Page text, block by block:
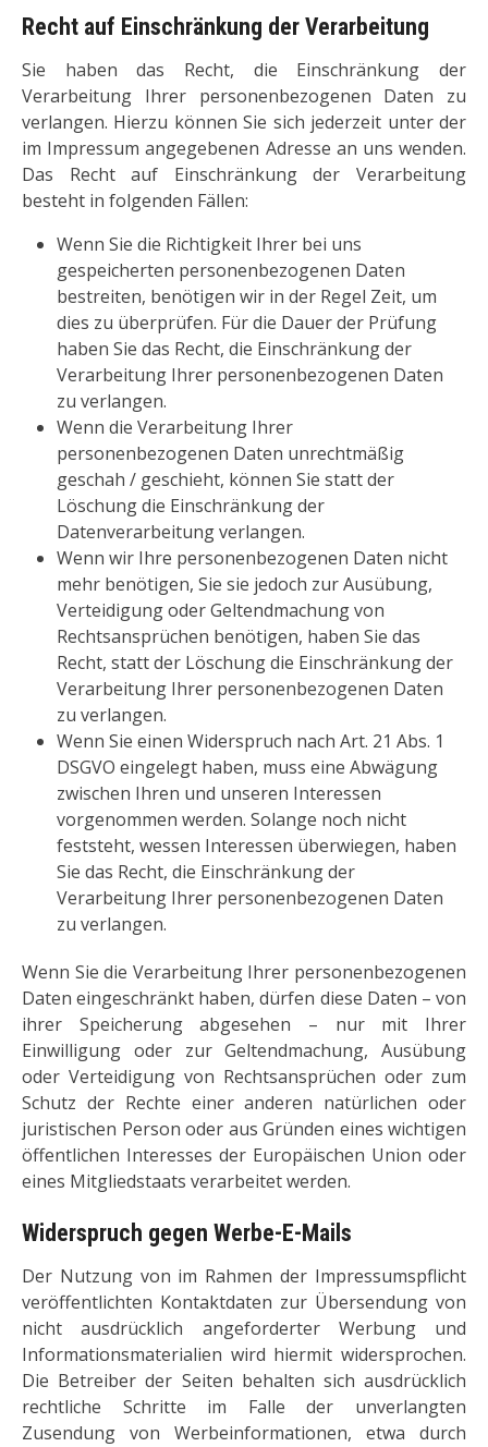
Recht auf Einschränkung der Verarbeitung
Sie haben das Recht, die Einschränkung der
Verarbeitung Ihrer personenbezogenen Daten zu
verlangen. Hierzu können Sie sich jederzeit unter der
im Impressum angegebenen Adresse an uns wenden.
Das Recht auf Einschränkung der Verarbeitung
besteht in folgenden Fällen:
Wenn Sie die Richtigkeit Ihrer bei uns
gespeicherten personenbezogenen Daten
bestreiten, benötigen wir in der Regel Zeit, um
dies zu überprüfen. Für die Dauer der Prüfung
haben Sie das Recht, die Einschränkung der
Verarbeitung Ihrer personenbezogenen Daten
zu verlangen.
Wenn die Verarbeitung Ihrer
personenbezogenen Daten unrechtmäßig
geschah / geschieht, können Sie statt der
Löschung die Einschränkung der
Datenverarbeitung verlangen.
Wenn wir Ihre personenbezogenen Daten nicht
mehr benötigen, Sie sie jedoch zur Ausübung,
Verteidigung oder Geltendmachung von
Rechtsansprüchen benötigen, haben Sie das
Recht, statt der Löschung die Einschränkung der
Verarbeitung Ihrer personenbezogenen Daten
zu verlangen.
Wenn Sie einen Widerspruch nach Art. 21 Abs. 1
DSGVO eingelegt haben, muss eine Abwägung
zwischen Ihren und unseren Interessen
vorgenommen werden. Solange noch nicht
feststeht, wessen Interessen überwiegen, haben
Sie das Recht, die Einschränkung der
Verarbeitung Ihrer personenbezogenen Daten
zu verlangen.
Wenn Sie die Verarbeitung Ihrer personenbezogenen
Daten eingeschränkt haben, dürfen diese Daten – von
ihrer Speicherung abgesehen – nur mit Ihrer
Einwilligung oder zur Geltendmachung, Ausübung
oder Verteidigung von Rechtsansprüchen oder zum
Schutz der Rechte einer anderen natürlichen oder
juristischen Person oder aus Gründen eines wichtigen
öffentlichen Interesses der Europäischen Union oder
eines Mitgliedstaats verarbeitet werden.
Widerspruch gegen Werbe-E-Mails
Der Nutzung von im Rahmen der Impressumspflicht
veröffentlichten Kontaktdaten zur Übersendung von
nicht ausdrücklich angeforderter Werbung und
Informationsmaterialien wird hiermit widersprochen.
Die Betreiber der Seiten behalten sich ausdrücklich
rechtliche Schritte im Falle der unverlangten
Zusendung von Werbeinformationen, etwa durch